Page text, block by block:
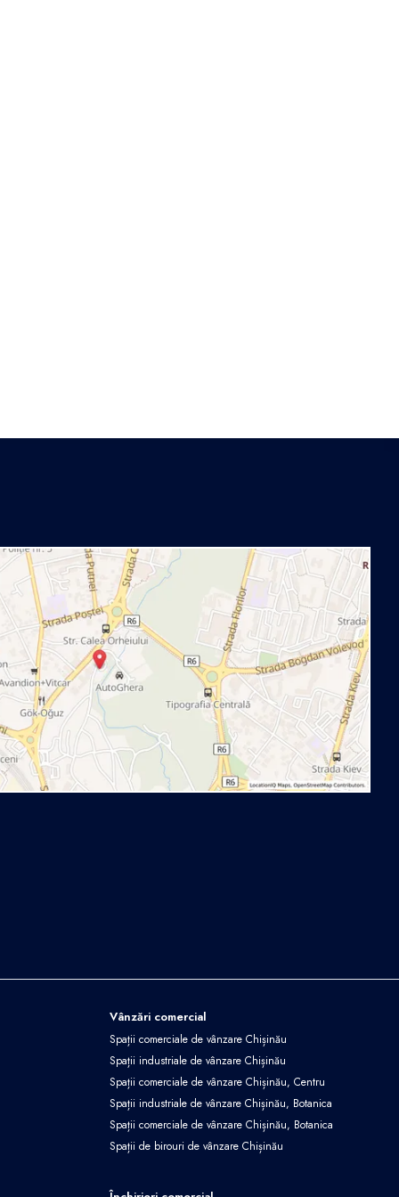
Vânzări comercial
Spații comerciale de vânzare Chișinău
Spații industriale de vânzare Chișinău
Spații comerciale de vânzare Chișinău, Centru
Spații industriale de vânzare Chișinău, Botanica
Spații comerciale de vânzare Chișinău, Botanica
Spații de birouri de vânzare Chișinău